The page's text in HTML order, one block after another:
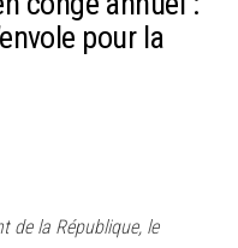
pour la
de la République, le